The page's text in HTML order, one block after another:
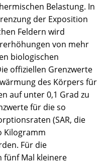
Belastung. In
der Exposition
Feldern wird
von mehr
biologischen
offiziellen Grenzwerte
des Körpers für
auf unter 0,1 Grad zu
für die so
(SAR, die
Kilogramm
Für die
fünf Mal kleinere